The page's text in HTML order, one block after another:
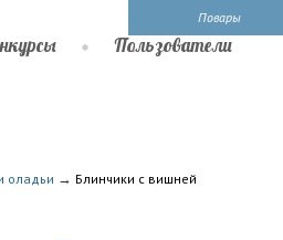
Повары
Пользователи
оладьи → Блинчики с вишней